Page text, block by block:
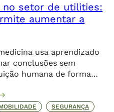
no setor de utilities:
aumentar a
usa aprendizado
conclusões sem
humana de forma
SEGURANÇA